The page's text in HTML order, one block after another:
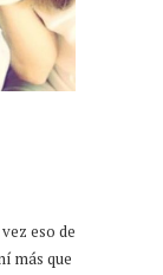
eso de
más que